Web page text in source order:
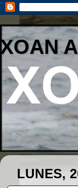
XOAN
LUNES,